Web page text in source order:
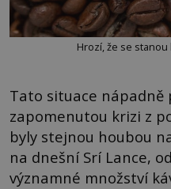
Hrozí, že se
Tato situace nápadně
zapomenutou krizi z
byly stejnou houbou
na dnešní Srí Lance,
významné množství